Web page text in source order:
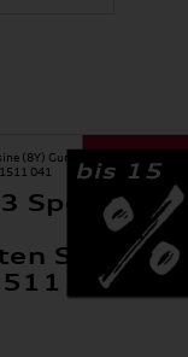
bis 15
Sportback /
Satz
041